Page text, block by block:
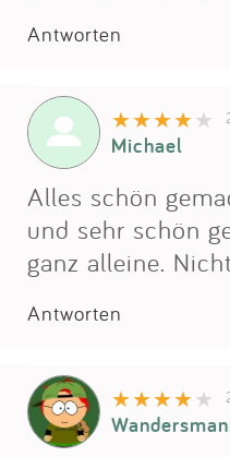
Antworten
Michael
Alles schön
und sehr schön
ganz alleine.
Antworten